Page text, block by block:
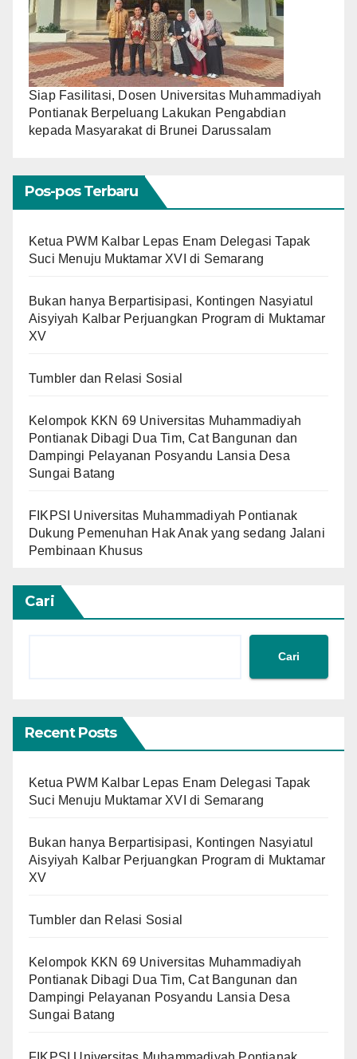
Siap Fasilitasi, Dosen Universitas Muhammadiyah
Pontianak Berpeluang Lakukan Pengabdian
kepada Masyarakat di Brunei Darussalam
Pos-pos Terbaru
Ketua PWM Kalbar Lepas Enam Delegasi Tapak
Suci Menuju Muktamar XVI di Semarang
Bukan hanya Berpartisipasi, Kontingen Nasyiatul
Aisyiyah Kalbar Perjuangkan Program di Muktamar
XV
Tumbler dan Relasi Sosial
Kelompok KKN 69 Universitas Muhammadiyah
Pontianak Dibagi Dua Tim, Cat Bangunan dan
Dampingi Pelayanan Posyandu Lansia Desa
Sungai Batang
FIKPSI Universitas Muhammadiyah Pontianak
Dukung Pemenuhan Hak Anak yang sedang Jalani
Pembinaan Khusus
Cari
Cari
Recent Posts
Ketua PWM Kalbar Lepas Enam Delegasi Tapak
Suci Menuju Muktamar XVI di Semarang
Bukan hanya Berpartisipasi, Kontingen Nasyiatul
Aisyiyah Kalbar Perjuangkan Program di Muktamar
XV
Tumbler dan Relasi Sosial
Kelompok KKN 69 Universitas Muhammadiyah
Pontianak Dibagi Dua Tim, Cat Bangunan dan
Dampingi Pelayanan Posyandu Lansia Desa
Sungai Batang